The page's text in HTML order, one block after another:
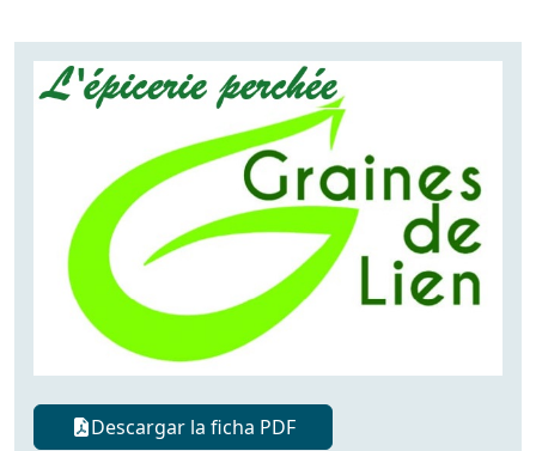
Descargar la ficha PDF